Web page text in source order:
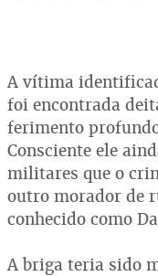
A vítima
foi encontrada
ferimento
Consciente ele
militares que o
outro morador de
conhecido como
A briga teria sido